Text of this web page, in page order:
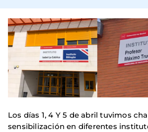
Los días 1, 4 Y 5 de abril tuvimos
sensibilización en diferentes